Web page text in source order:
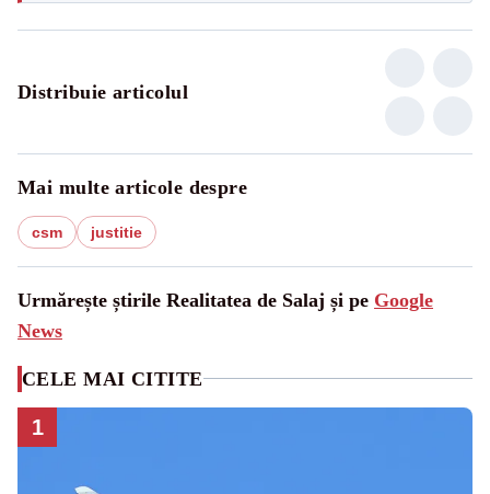
Distribuie articolul
Mai multe articole despre
csm justitie
Urmărește știrile Realitatea de Salaj și pe Google
News
CELE MAI CITITE
1